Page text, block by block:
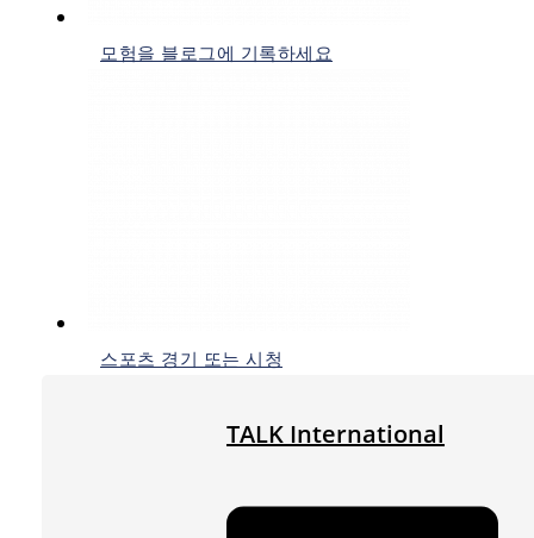
모험을 블로그에 기록하세요
스포츠 경기 또는 시청
TALK International